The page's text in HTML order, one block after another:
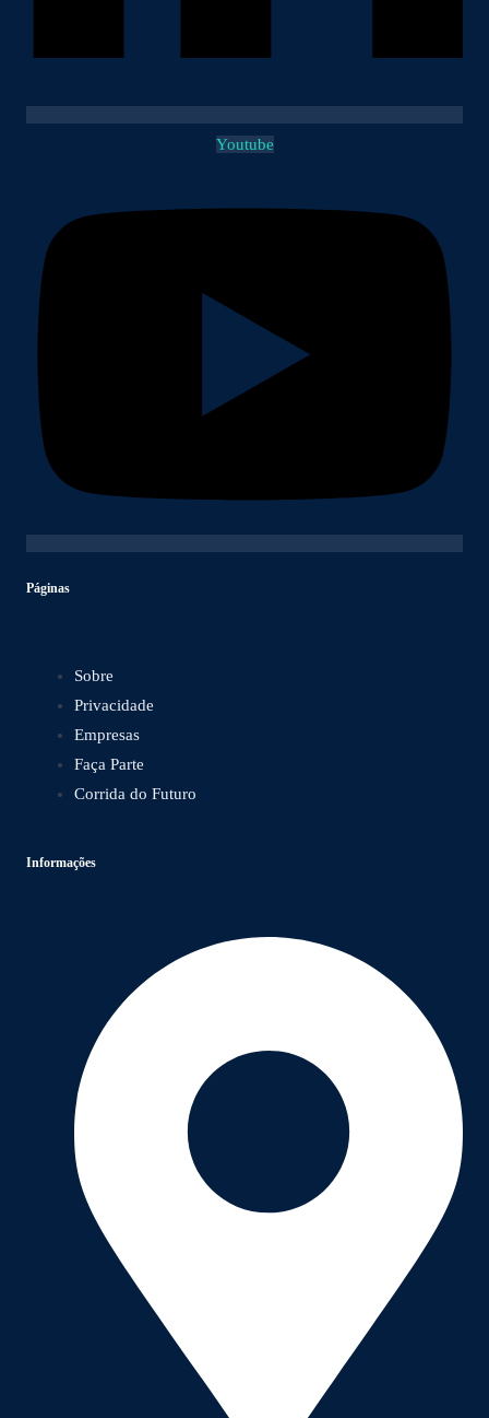
Youtube
Páginas
Sobre
Privacidade
Empresas
Faça Parte
Corrida do Futuro
Informações